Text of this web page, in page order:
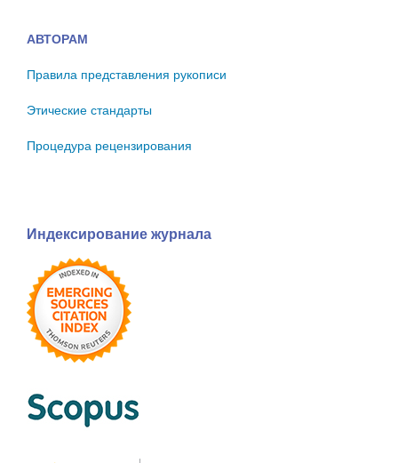
АВТОРАМ
Правила представления рукописи
Этические стандарты
Процедура рецензирования
Индексирование журнала